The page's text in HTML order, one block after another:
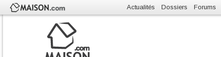
Actualités Dossiers Forums